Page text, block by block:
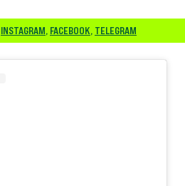
INSTAGRAM, FACEBOOK, TELEGRAM